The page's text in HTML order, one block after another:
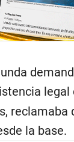
legal
reclamaba
la base.